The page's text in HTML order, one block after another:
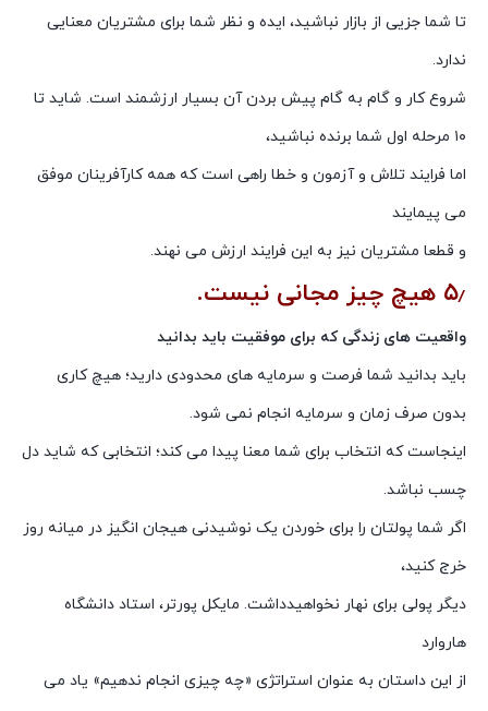
تا شما جزیی از بازار نباشید، ایده و نظر شما برای مشتریان معنایی
ندارد.
شروع کار و گام به گام پیش بردن آن بسیار ارزشمند است. شاید تا
۱۰ مرحله اول شما برنده نباشید،
اما فرایند تلاش و آزمون و خطا راهی است که همه کارآفرینان موفق
می پیمایند
و قطعا مشتریان نیز به این فرایند ارزش می نهند.
۵٫ هیچ چیز مجانی نیست.
واقعیت های زندگی که برای موفقیت باید بدانید
باید بدانید شما فرصت و سرمایه های محدودی دارید؛ هیچ کاری
بدون صرف زمان و سرمایه انجام نمی شود.
اینجاست که انتخاب برای شما معنا پیدا می کند؛ انتخابی که شاید دل
چسب نباشد.
اگر شما پولتان را برای خوردن یک نوشیدنی هیجان انگیز در میانه روز
خرج کنید،
دیگر پولی برای نهار نخواهیدداشت. مایکل پورتر، استاد دانشگاه
هاروارد
از این داستان به عنوان استراتژی «چه چیزی انجام ندهیم» یاد می